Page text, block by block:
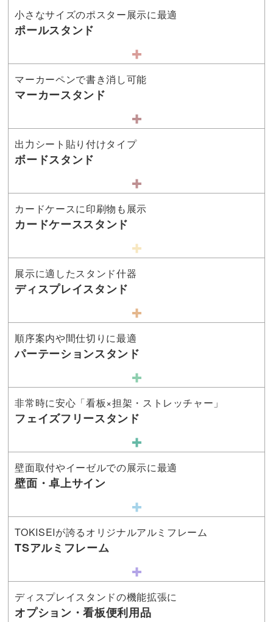
小さなサイズのポスター展示に最適
ポールスタンド
マーカーペンで書き消し可能
マーカースタンド
出力シート貼り付けタイプ
ボードスタンド
カードケースに印刷物も展示
カードケーススタンド
展示に適したスタンド什器
ディスプレイスタンド
順序案内や間仕切りに最適
パーテーションスタンド
非常時に安心「看板×担架・ストレッチャー」
フェイズフリースタンド
壁面取付やイーゼルでの展示に最適
壁面・卓上サイン
TOKISEIが誇るオリジナルアルミフレーム
TSアルミフレーム
ディスプレイスタンドの機能拡張に
オプション・看板便利用品